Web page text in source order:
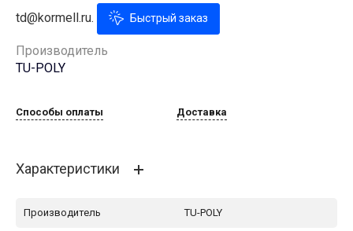
td@kormell.ru. Быстрый заказ
Производитель
TU-POLY
Способы оплаты Доставка
Характеристики
Производитель TU-POLY